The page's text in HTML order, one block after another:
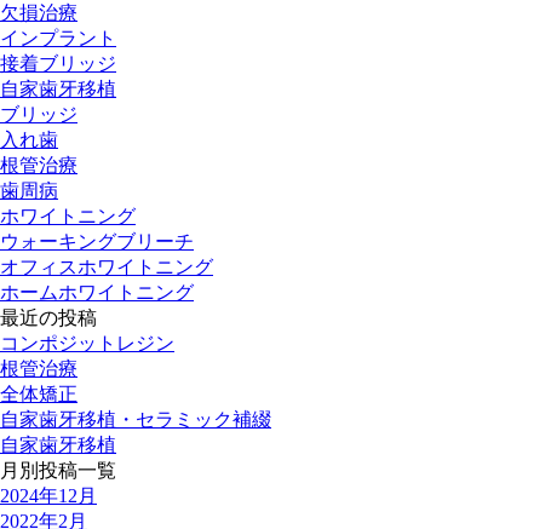
欠損治療
インプラント
接着ブリッジ
自家歯牙移植
ブリッジ
入れ歯
根管治療
歯周病
ホワイトニング
ウォーキングブリーチ
オフィスホワイトニング
ホームホワイトニング
最近の投稿
コンポジットレジン
根管治療
全体矯正
自家歯牙移植・セラミック補綴
自家歯牙移植
月別投稿一覧
2024年12月
2022年2月